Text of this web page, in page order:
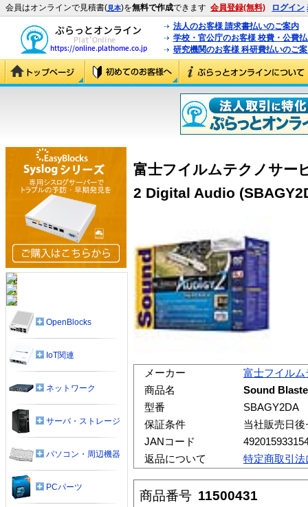
会員はオンラインで見積書(見本)を無料で作成できます 会員登録(無料) ログイン
法人のお客様 請求書払いのご案内
学校・官公庁のお客様 校費・公費
研究機関のお客様 科研費払いのご
富士フイルムテクノサ
2 Digital Audio
メーカー
富士フイル
商品名
Sound
型番
SBAGY2DA
保証条件
当社販売日
JANコード
返品について
特定商取引
商品番号 11500431
OpenBlocks
IoT関連
ネットワーク
サーバ・ストレージ
パソコン・周辺機器
PCパーツ